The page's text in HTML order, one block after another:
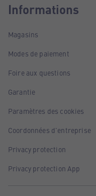
Informations
Magasins
Modes de paiement
Foire aux questions
Garantie
Paramètres des cookies
Coordonnées d'entreprise
Privacy protection
Privacy protection App